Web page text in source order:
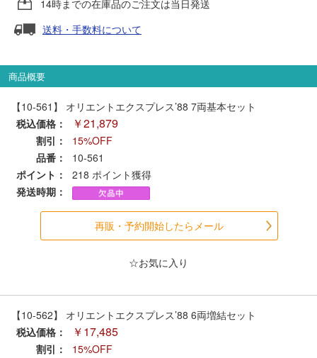
セール品・キャンペーン
セール商品
走行エリア別 鉄道模型車両リスト
関東
中部 関西
中国・四国
14時までの在庫品のご注文は当日発送
送料・手数料について
商品概要
【10-561】 オリエントエクスプレス’88 7両基本セット
税込価格：
￥21,879
割引：
15%OFF
品番：
10-561
ポイント：
218 ポイント獲得
発送時期：
再販・予約開始したらメール
☆お気に入り
【10-562】 オリエントエクスプレス’88 6両増結セット
税込価格：
￥17,485
割引：
15%OFF